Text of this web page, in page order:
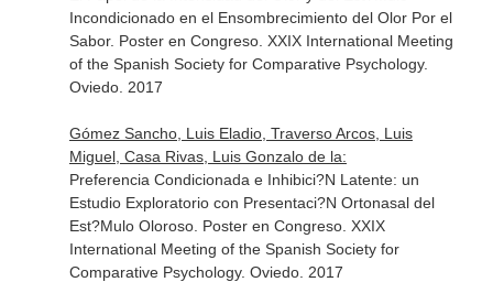
Incondicionado en el Ensombrecimiento del Olor Por el
Sabor. Poster en Congreso. XXIX International Meeting
of the Spanish Society for Comparative Psychology.
Oviedo. 2017
Gómez Sancho, Luis Eladio, Traverso Arcos, Luis
Miguel, Casa Rivas, Luis Gonzalo de la:
Preferencia Condicionada e Inhibici?N Latente: un
Estudio Exploratorio con Presentaci?N Ortonasal del
Est?Mulo Oloroso. Poster en Congreso. XXIX
International Meeting of the Spanish Society for
Comparative Psychology. Oviedo. 2017